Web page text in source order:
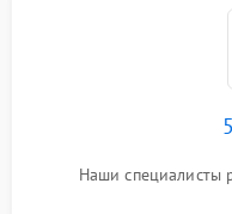
Наши специалисты